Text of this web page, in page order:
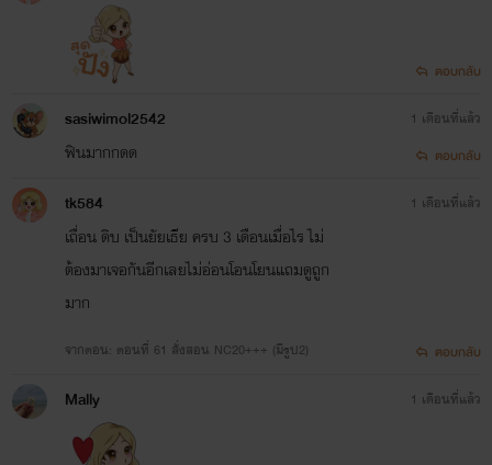
ตอบกลับ
sasiwimol2542
ฟินมากกดด
1 เดือนที่แล้ว
ตอบกลับ
tk584
เถื่อน ดิบ เป็นยัยเธีย ครบ 3 เดือนเมื่อไร ไม่
ต้องมาเจอกันอีกเลยไม่อ่อนโอนโยนแถมดูถูก
มาก
จากตอน: ตอนที่ 61 สั่งสอน NC20+++ (มีรูป2)
1 เดือนที่แล้ว
ตอบกลับ
Mally 1 เดือนที่แล้ว